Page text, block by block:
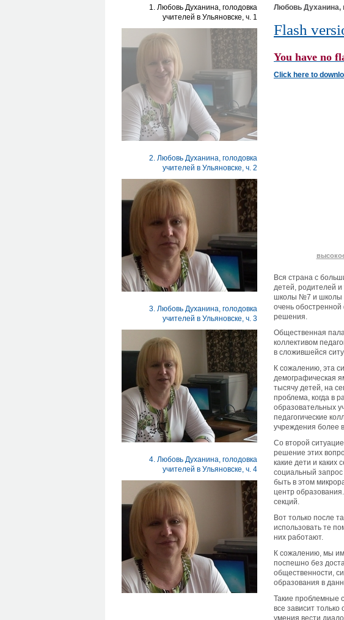
1. Любовь Духанина, голодовка
учителей в Ульяновске, ч. 1
2. Любовь Духанина, голодовка
учителей в Ульяновске, ч. 2
3. Любовь Духанина, голодовка
учителей в Ульяновске, ч. 3
4. Любовь Духанина, голодовка
учителей в Ульяновске, ч. 4
Любовь Духанина,
Flash
You have no
Click here to
Вся страна с
детей, родителей и
школы №7 и школы
очень обостренной
решения.
Общественная
коллективом
в сложившейся
К сожалению, эта
демографическая
тысячу детей, на
проблема, когда в
образовательных
педагогические
учреждения более
Со второй
решение этих
какие дети и каких
социальный
быть в этом
центр
секций.
Вот только после
использовать те
них работают.
К сожалению, мы
поспешно без
общественности,
образования в
Такие проблемные
все зависит
умения вести